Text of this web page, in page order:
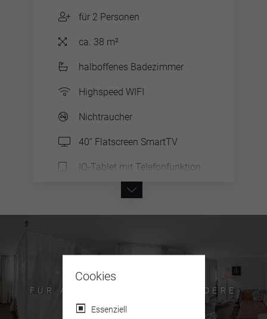
für 2 Personen
ca. 38 m²
halboffenes Badezimmer
Highspeed WIFI
Nichtraucher
40“ Flatscreen SmartTV
IQ-Tablet mit Telefonfunktion
Schreibtisch
Kühlschrank / Minibar
Romantic
FÜR ALLE, DIE DAS BESONDERE
SUCHEN
Cookies
Essenziell